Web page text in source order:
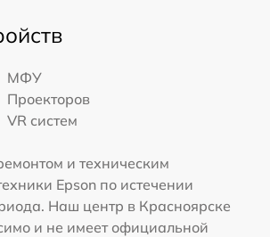
МФУ
Проекторов
VR систем
и техническим
Epson по истечении
Наш центр в Красноярске
и не имеет официальной